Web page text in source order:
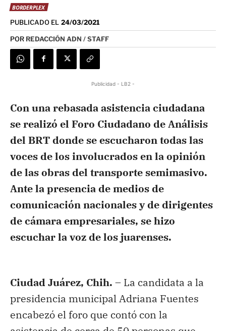
BORDERPLEX
PUBLICADO EL 24/03/2021
POR REDACCIÓN ADN / STAFF
Publicidad - LB2 -
Con una rebasada asistencia ciudadana
se realizó el Foro Ciudadano de Análisis
del BRT donde se escucharon todas las
voces de los involucrados en la opinión
de las obras del transporte semimasivo.
Ante la presencia de medios de
comunicación nacionales y de dirigentes
de cámara empresariales, se hizo
escuchar la voz de los juarenses.
Ciudad Juárez, Chih. – La candidata a la
presidencia municipal Adriana Fuentes
encabezó el foro que contó con la